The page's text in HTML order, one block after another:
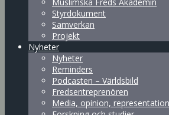
Styrdokument
Samverkan
Projekt
Nyheter
Nyheter
Reminders
Podcasten – Världsbild
Fredsentreprenören
Media, opinion, representation